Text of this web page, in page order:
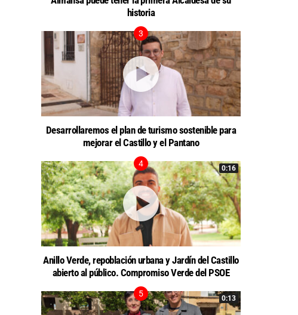
historia
Desarrollaremos el plan de turismo sostenible para
mejorar el Castillo y el Pantano
0:16
Anillo Verde, repoblación urbana y Jardín del Castillo
abierto al público. Compromiso Verde del PSOE
0:13